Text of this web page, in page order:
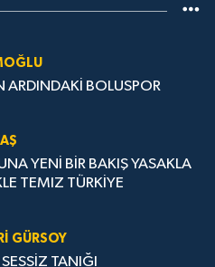
ARDINDAKİ BOLUSPOR
YENİ BİR BAKIŞ YASAKLA
TEMIZ TÜRKİYE
GÜRSOY
TANIĞI